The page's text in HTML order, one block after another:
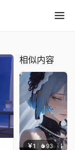
相似内容
￥1 93 辰东